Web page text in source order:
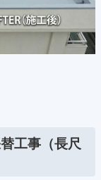
工事（長尺